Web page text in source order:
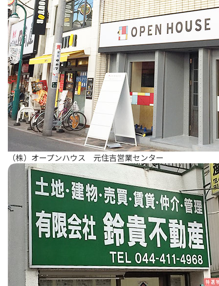
（株）オープンハウス 元住吉営業センター